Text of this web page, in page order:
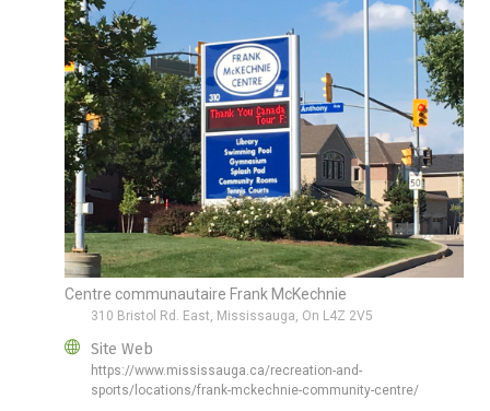
Centre communautaire Frank McKechnie
310 Bristol Rd. East, Mississauga, On L4Z 2V5
Site Web
https://www.mississauga.ca/recreation-and-
sports/locations/frank-mckechnie-community-centre/